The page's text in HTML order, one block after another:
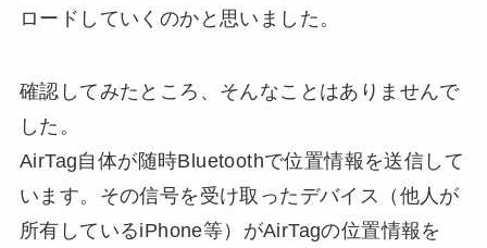
ロードしていくのかと思いました。
確認してみたところ、そんなことはありませんで
した。
AirTag自体が随時Bluetoothで位置情報を送信して
います。その信号を受け取ったデバイス（他人が
所有しているiPhone等）がAirTagの位置情報を